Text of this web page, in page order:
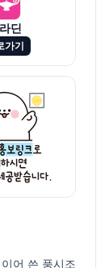
딘
가기
어 쓴 풍시조